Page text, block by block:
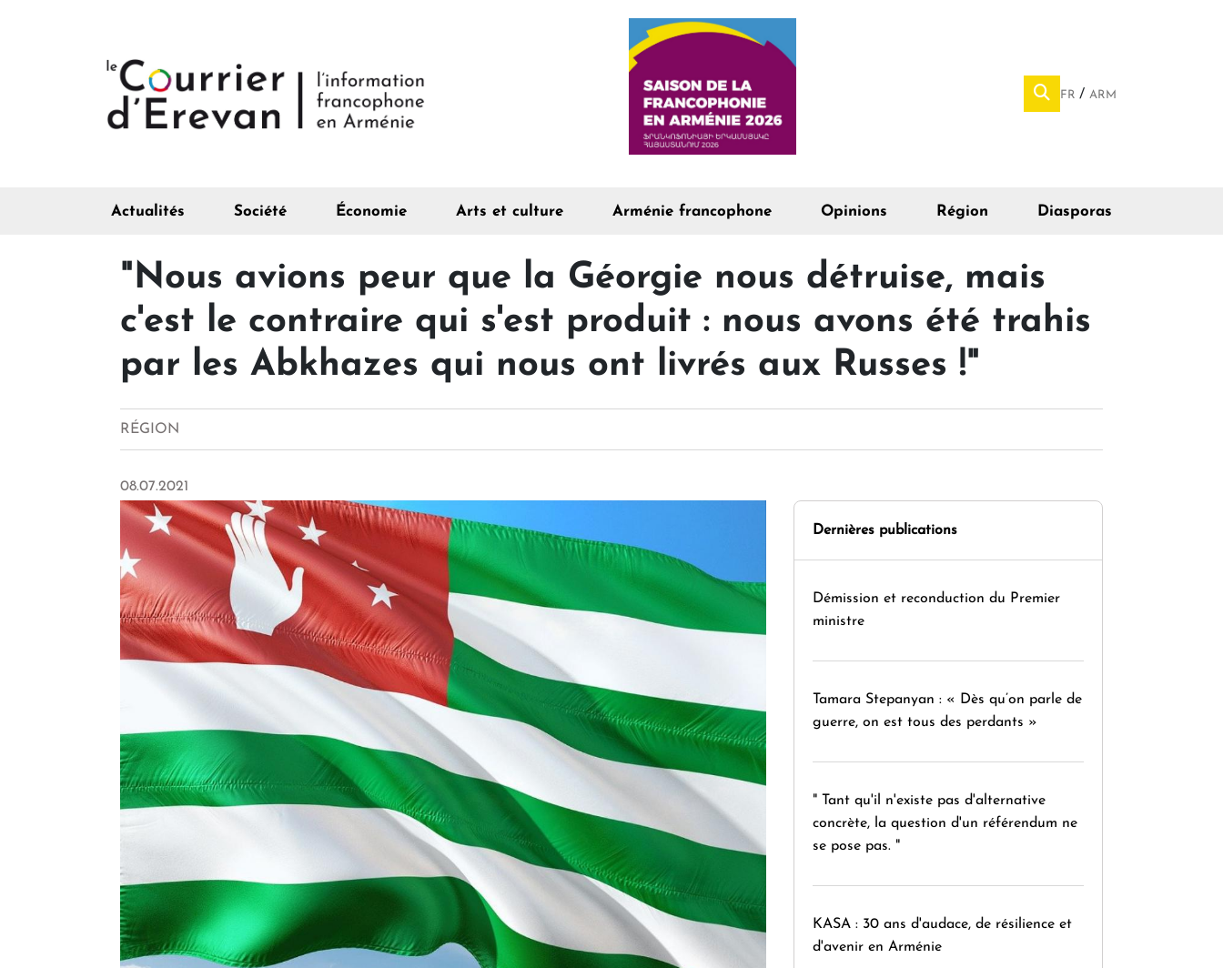
FR ARM
Actualités Société Économie Arts et culture Arménie francophone Opinions Région Diasporas
"Nous avions peur que la Géorgie nous détruise, mais
c'est le contraire qui s'est produit : nous avons été trahis
par les Abkhazes qui nous ont livrés aux Russes !"
RÉGION
08.07.2021
Dernières publications
Démission et reconduction du Premier
ministre
Tamara Stepanyan : « Dès qu’on parle de
guerre, on est tous des perdants »
" Tant qu'il n'existe pas d'alternative
concrète, la question d'un référendum ne
se pose pas. "
KASA : 30 ans d'audace, de résilience et
d'avenir en Arménie